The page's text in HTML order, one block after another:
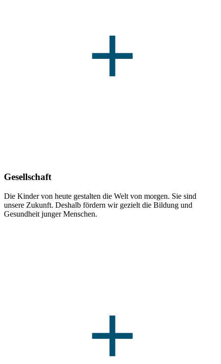
Gesellschaft
Die Kinder von heute gestalten die Welt von morgen. Sie sind
unsere Zukunft. Deshalb fördern wir gezielt die Bildung und
Gesundheit junger Menschen.